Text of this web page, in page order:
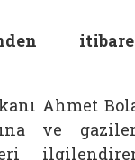
Ahmet
ve